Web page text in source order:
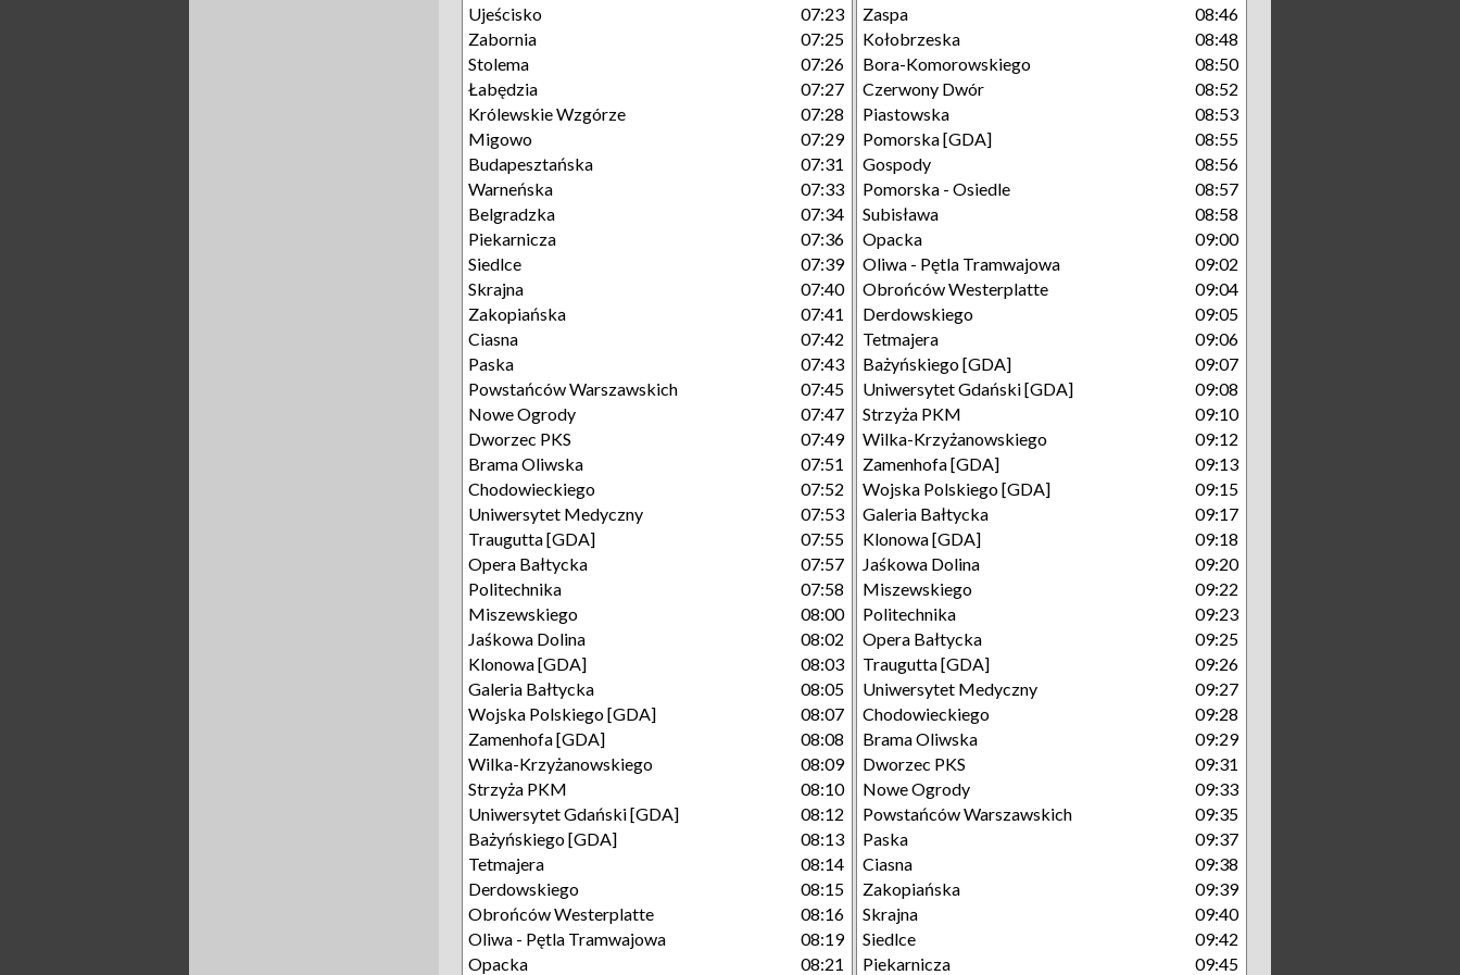
Ujeścisko
07:23
Zabornia
07:25
Stolema
07:26
Łabędzia
07:27
Królewskie Wzgórze
07:28
Migowo
07:29
Budapesztańska
07:31
Warneńska
07:33
Belgradzka
07:34
Piekarnicza
07:36
Siedlce
07:39
Skrajna
07:40
Zakopiańska
07:41
Ciasna
07:42
Paska
07:43
Powstańców Warszawskich
07:45
Nowe Ogrody
07:47
Dworzec PKS
07:49
Brama Oliwska
07:51
Chodowieckiego
07:52
Uniwersytet Medyczny
07:53
Traugutta [GDA]
07:55
Opera Bałtycka
07:57
Politechnika
07:58
Miszewskiego
08:00
Jaśkowa Dolina
08:02
Klonowa [GDA]
08:03
Galeria Bałtycka
08:05
Wojska Polskiego [GDA]
08:07
Zamenhofa [GDA]
08:08
Wilka-Krzyżanowskiego
08:09
Strzyża PKM
08:10
Uniwersytet Gdański [GDA]
08:12
Bażyńskiego [GDA]
08:13
Tetmajera
08:14
Derdowskiego
08:15
Obrońców Westerplatte
08:16
Oliwa - Pętla Tramwajowa
08:19
Opacka
08:21
Zaspa
08:46
Kołobrzeska
08:48
Bora-Komorowskiego
08:50
Czerwony Dwór
08:52
Piastowska
08:53
Pomorska [GDA]
08:55
Gospody
08:56
Pomorska - Osiedle
08:57
Subisława
08:58
Opacka
09:00
Oliwa - Pętla Tramwajowa
09:02
Obrońców Westerplatte
09:04
Derdowskiego
09:05
Tetmajera
09:06
Bażyńskiego [GDA]
09:07
Uniwersytet Gdański [GDA]
09:08
Strzyża PKM
09:10
Wilka-Krzyżanowskiego
09:12
Zamenhofa [GDA]
09:13
Wojska Polskiego [GDA]
09:15
Galeria Bałtycka
09:17
Klonowa [GDA]
09:18
Jaśkowa Dolina
09:20
Miszewskiego
09:22
Politechnika
09:23
Opera Bałtycka
09:25
Traugutta [GDA]
09:26
Uniwersytet Medyczny
09:27
Chodowieckiego
09:28
Brama Oliwska
09:29
Dworzec PKS
09:31
Nowe Ogrody
09:33
Powstańców Warszawskich
09:35
Paska
09:37
Ciasna
09:38
Zakopiańska
09:39
Skrajna
09:40
Siedlce
09:42
Piekarnicza
09:45